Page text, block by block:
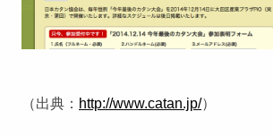
（出典： http://www.catan.jp/）